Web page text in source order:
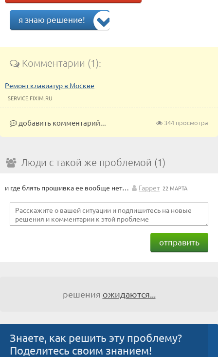
я знаю решение!
Комментарии (1):
Ремонт клавиатур в Москве
SERVICE.FIXIM.RU
344 просмотра
добавить комментарий...
Люди с такой же проблемой (1)
и где блять прошивка ее вообще нет… Гаррет 22 МАРТА
отправить
решения ожидаются...
Знаете, как решить эту проблему?
Поделитесь своим знанием!